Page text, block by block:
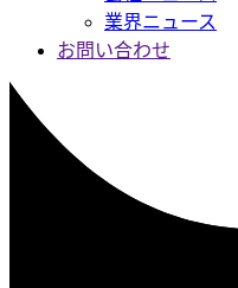
業界ニュース
お問い合わせ